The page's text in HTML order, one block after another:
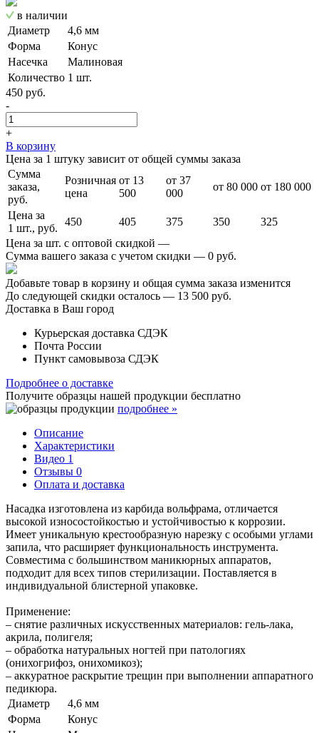
в наличии
Диаметр
4,6 мм
Форма
Конус
Насечка
Малиновая
Количество 1 шт.
450 руб.
-
+
В корзину
Цена за 1 штуку зависит от общей суммы заказа
Сумма
заказа,
руб.
Розничная
цена
от 13
500
от 37
000
от 80 000 от 180 000
Цена за
1 шт., руб.
450 405 375 350
325
Цена за шт. с оптовой скидкой —
Сумма вашего заказа с учетом скидки — 0 руб.
Добавьте товар в корзину и общая сумма заказа изменится
До следующей скидки осталось — 13 500 руб.
Доставка в Ваш город
Курьерская доставка СДЭК
Почта России
Пункт самовывоза СДЭК
Подробнее о доставке
Получите образцы нашей продукции бесплатно
подробнее »
Описание
Характеристики
Видео 1
Отзывы 0
Оплата и доставка
Насадка изготовлена из карбида вольфрама, отличается
высокой износостойкостью и устойчивостью к коррозии.
Имеет уникальную крестообразную нарезку с особыми углами
запила, что расширяет функциональность инструмента.
Совместима с большинством маникюрных аппаратов,
подходит для всех типов стерилизации. Поставляется в
индивидуальной блистерной упаковке.
Применение:
– снятие различных искусственных материалов: гель-лака,
акрила, полигеля;
– обработка натуральных ногтей при патологиях
(онихогрифоз, онихомикоз);
– аккуратное раскрытие трещин при выполнении аппаратного
педикюра.
Диаметр
4,6 мм
Форма
Конус